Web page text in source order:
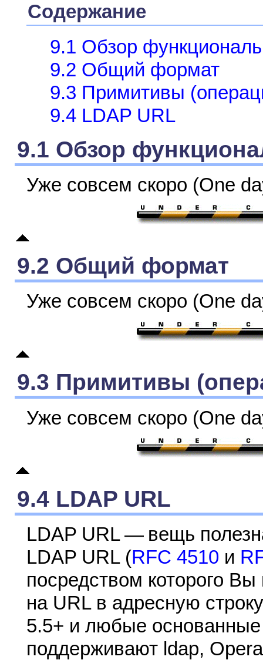
Содержание
9.1 Обзор
9.2 Общий формат
9.3 Примитивы
9.4 LDAP URL
9.1 Обзор
Уже совсем скоро (One
9.2 Общий формат
Уже совсем скоро (One
9.3 Примитивы
Уже совсем скоро (One
9.4 LDAP URL
LDAP URL — вещь
LDAP URL (RFC 4510 и
посредством которого
на URL в адресную
5.5+ и любые
поддерживают ldap,